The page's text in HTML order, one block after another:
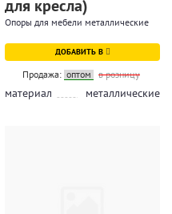
для кресла)
Опоры для мебели металлические
ДОБАВИТЬ В
Продажа: оптом в розницу
материал металлические